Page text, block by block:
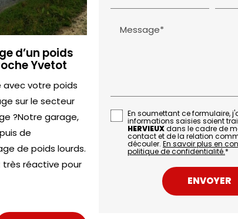
d’un poids
Yvetot
avec votre poids
sur le secteur
?Notre garage,
de
de poids lourds.
réactive pour
Message*
En soumettant ce formulaire,
informations saisies soient
HERVIEUXdans le cadre de
contact et de la relation
découler. En savoir plus en
politique de confidentialité.*